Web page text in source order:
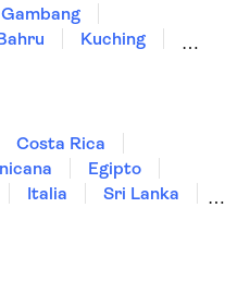
Gambang
Kuching
Costa Rica
Egipto
Italia
Sri Lanka